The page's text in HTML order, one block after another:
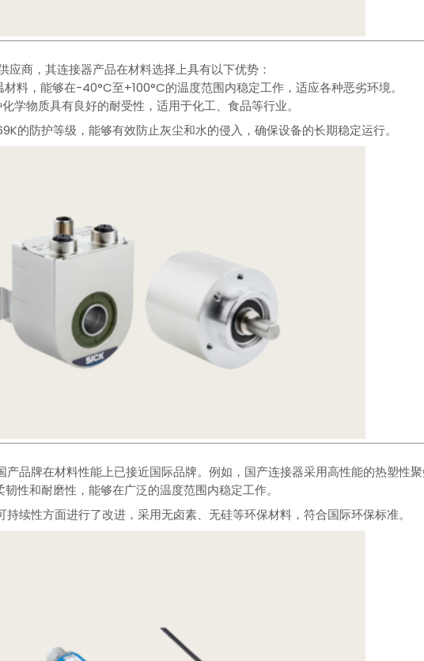
应商，其连接器产品在材料选择上具有以下优势：
料，能够在-40°C至+100°C的温度范围内稳定工作，适应各种恶劣环境。
学物质具有良好的耐受性，适用于化工、食品等行业。
的防护等级，能够有效防止灰尘和水的侵入，确保设备的长期稳定运行。
品牌在材料性能上已接近国际品牌。例如，国产连接器采用高性能的热塑性
性和耐磨性，能够在广泛的温度范围内稳定工作。
续性方面进行了改进，采用无卤素、无硅等环保材料，符合国际环保标准。